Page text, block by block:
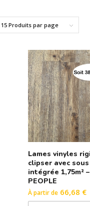
15 Produits par page
Lames vinyles
clipser avec
intégrée 1,75m² –
PEOPLE
À partir de66,68 €